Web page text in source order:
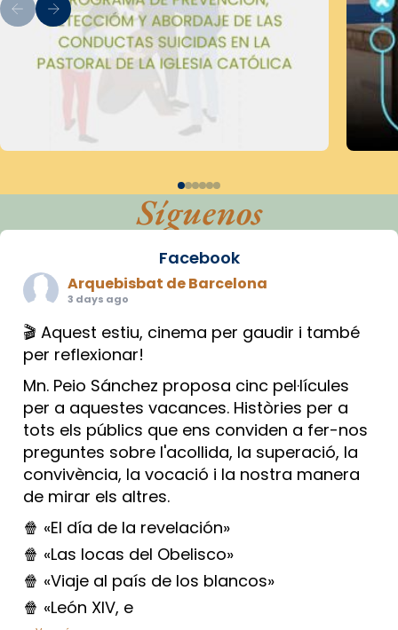
Síguenos
Facebook
Arquebisbat de Barcelona
3 days ago
🎬 Aquest estiu, cinema per gaudir i també
per reflexionar!
Mn. Peio Sánchez proposa cinc pel·lícules
per a aquestes vacances. Històries per a
tots els públics que ens conviden a fer-nos
preguntes sobre l'acollida, la superació, la
convivència, la vocació i la nostra manera
de mirar els altres.
🍿 «El día de la revelación»
🍿 «Las locas del Obelisco»
🍿 «Viaje al país de los blancos»
🍿 «León XIV, e